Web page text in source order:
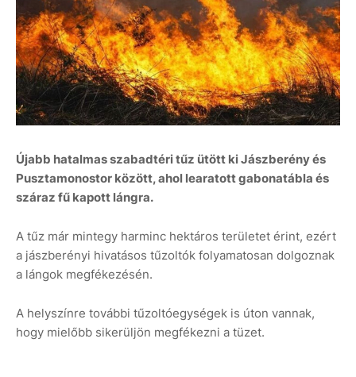
Újabb hatalmas szabadtéri tűz ütött ki Jászberény és
Pusztamonostor között, ahol learatott gabonatábla és
száraz fű kapott lángra.
A tűz már mintegy harminc hektáros területet érint, ezért
a jászberényi hivatásos tűzoltók folyamatosan dolgoznak
a lángok megfékezésén.
A helyszínre további tűzoltóegységek is úton vannak,
hogy mielőbb sikerüljön megfékezni a tüzet.